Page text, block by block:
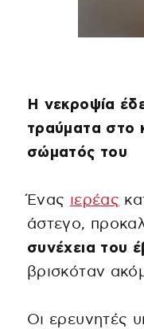
Η νεκροψία
τραύματα στο
σώματός του
Ένας ιερέας
άστεγο,
συνέχεια του
βρισκόταν
Οι ερευνητές